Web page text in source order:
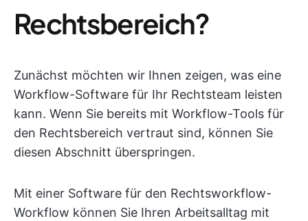
Rechtsbereich?
Zunächst möchten wir Ihnen zeigen, was eine
Workflow-Software für Ihr Rechtsteam leisten
kann. Wenn Sie bereits mit Workflow-Tools für
den Rechtsbereich vertraut sind, können Sie
diesen Abschnitt überspringen.
Mit einer Software für den Rechtsworkflow-
Workflow können Sie Ihren Arbeitsalltag mit